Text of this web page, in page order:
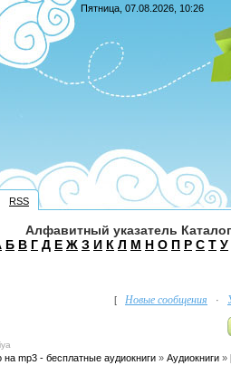
Пятница, 07.08.2026, 10:26
RSS
Алфавитный указатель
Б В Г Д Е Ж З И К Л М Н О П Р С Т У
[ Новые сообщения ·
на mp3 - бесплатные аудиокниги » Аудиокниги »